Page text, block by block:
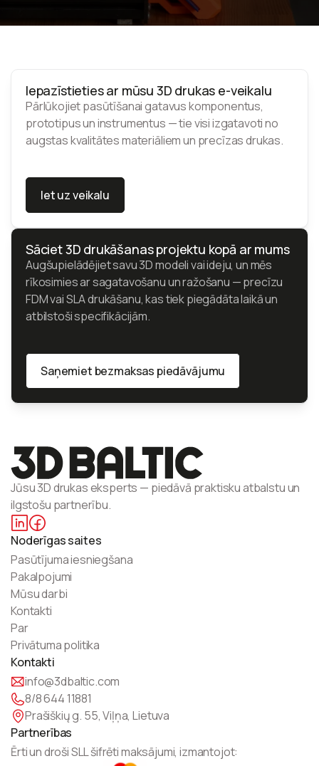
Iepazīstieties ar mūsu 3D drukas e-veikalu
Pārlūkojiet pasūtīšanai gatavus komponentus,
prototipus un instrumentus — tie visi izgatavoti no
augstas kvalitātes materiāliem un precīzas drukas.
Iet uz veikalu
Iet uz veikalu
Sāciet 3D drukāšanas projektu kopā ar mums
Augšupielādējiet savu 3D modeli vai ideju, un mēs
rīkosimies ar sagatavošanu un ražošanu — precīzu
FDM vai SLA drukāšanu, kas tiek piegādāta laikā un
atbilstoši specifikācijām.
Saņemiet bezmaksas piedāvājumu
Saņemiet bezmaksas piedāvājumu
Jūsu 3D drukas eksperts — piedāvā praktisku atbalstu un
ilgstošu partnerību.
Noderīgas saites
Pasūtījuma iesniegšana
Pakalpojumi
Mūsu darbi
Kontakti
Par
Privātuma politika
Kontakti
info@3dbaltic.com
8/8 644 11881
Prašiškių g. 55, Viļņa, Lietuva
Partnerības
Ērti un droši SLL šifrēti maksājumi, izmantojot: